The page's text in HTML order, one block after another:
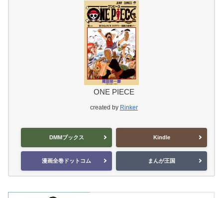
ONE PIECE
created by Rinker
DMMブックス Kindle
漫画全巻ドットコム まんが王国